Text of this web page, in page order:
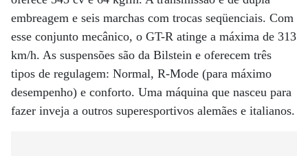
embreagem e seis marchas com trocas seqüenciais. Com
esse conjunto mecânico, o GT-R atinge a máxima de 313
km/h. As suspensões são da Bilstein e oferecem três
tipos de regulagem: Normal, R-Mode (para máximo
desempenho) e conforto. Uma máquina que nasceu para
fazer inveja a outros superesportivos alemães e italianos.